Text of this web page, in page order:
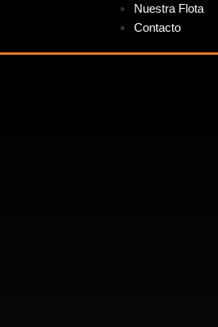
Nuestra Flota
Contacto